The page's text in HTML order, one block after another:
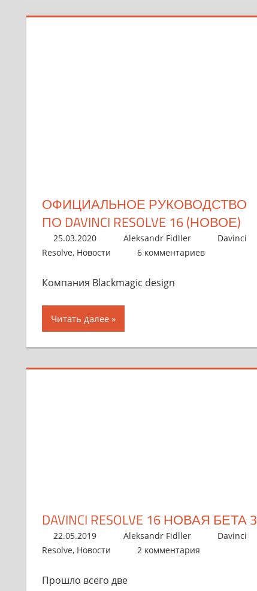
ОФИЦИАЛЬНОЕ РУКОВОДСТВО
ПО DAVINCI RESOLVE 16 (НОВОЕ)
25.03.2020 Aleksandr Fidller
Davinci
Resolve, Новости 6 комментариев
Компания Blackmagic design
Читать далее
DAVINCI RESOLVE 16 НОВАЯ БЕТА 3
22.05.2019 Aleksandr Fidller
Davinci
Resolve, Новости 2 комментария
Прошло всего две